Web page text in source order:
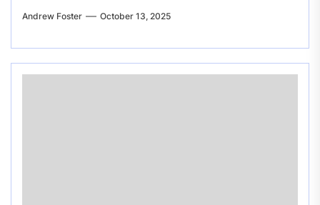
Andrew Foster October 13, 2025